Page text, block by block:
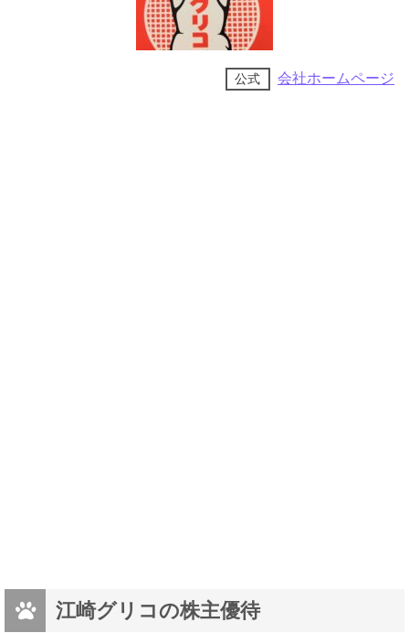
公式 会社ホームページ
江崎グリコの株主優待